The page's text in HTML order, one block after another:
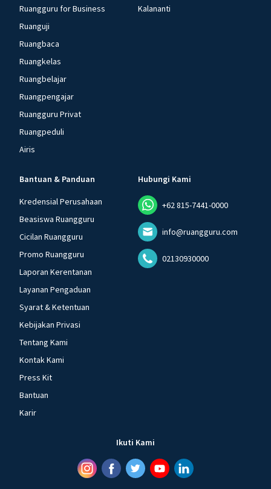
Ruangguru for Business
Ruanguji
Ruangbaca
Ruangkelas
Ruangbelajar
Ruangpengajar
Ruangguru Privat
Ruangpeduli
Airis
Kalananti
Bantuan & Panduan
Kredensial Perusahaan
Beasiswa Ruangguru
Cicilan Ruangguru
Promo Ruangguru
Laporan Kerentanan
Layanan Pengaduan
Syarat & Ketentuan
Kebijakan Privasi
Tentang Kami
Kontak Kami
Press Kit
Bantuan
Karir
Hubungi Kami
+62 815-7441-0000
info@ruangguru.com
02130930000
Ikuti Kami